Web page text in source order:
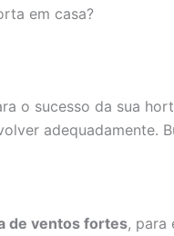
em casa?
o sucesso da sua
adequadamente.
de ventos fortes, para